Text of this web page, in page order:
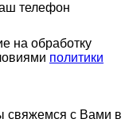
телефон
на обработку
политики
свяжемся с Вами в